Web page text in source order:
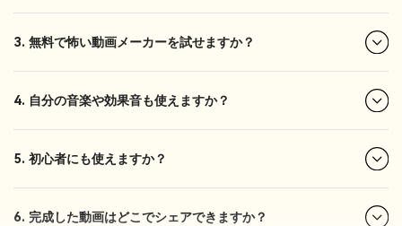
3. 無料で怖い動画メーカーを試せますか？
4. 自分の音楽や効果音も使えますか？
5. 初心者にも使えますか？
6. 完成した動画はどこでシェアできますか？